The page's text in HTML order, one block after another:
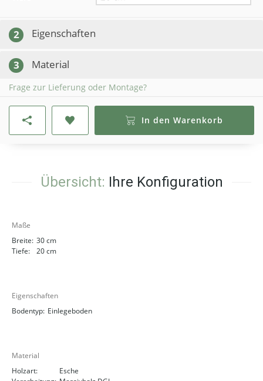
2 Eigenschaften
3 Material
Frage zur Lieferung oder Montage?
In den Warenkorb
Übersicht: Ihre Konfiguration
Maße
Breite: 30 cm
Tiefe:
20 cm
Eigenschaften
Bodentyp: Einlegeboden
Material
Holzart:
Esche